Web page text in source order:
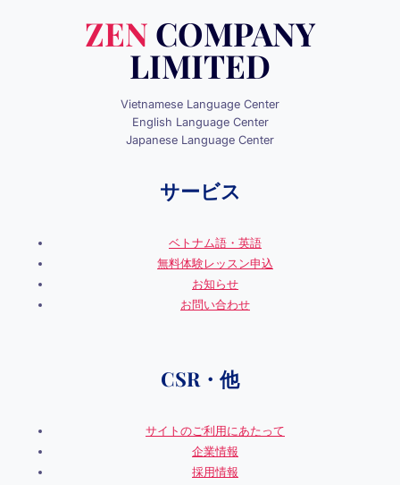
ZEN COMPANY
LIMITED
Vietnamese Language Center
English Language Center
Japanese Language Center
サービス
ベトナム語・英語
無料体験レッスン申込
お知らせ
お問い合わせ
CSR・他
サイトのご利用にあたって
企業情報
採用情報